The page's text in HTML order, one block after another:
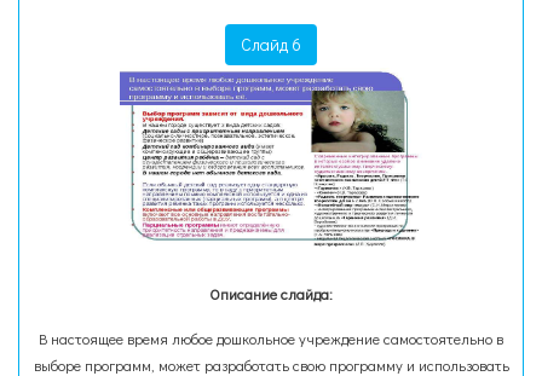
Слайд 6
Описание слайда:
В настоящее время любое дошкольное учреждение самостоятельно в
выборе программ, может разработать свою программу и использовать